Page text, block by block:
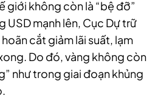
giới không còn là “bệ đỡ”
USD mạnh lên, Cục Dự trữ
cắt giảm lãi suất, lạm
Do đó, vàng không còn
như trong giai đoạn khủng